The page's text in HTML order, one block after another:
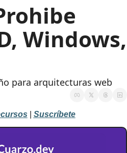
Windows,
para arquitecturas web
Suscríbete